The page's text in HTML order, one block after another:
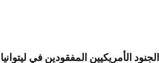
الأمريكيين المفقودين في ليتوانيا